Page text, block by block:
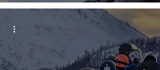
ترومسو، الشعب
السامي، تقاليد الشمال،
مغامرات الشتاء في
النرويج، الثقافة